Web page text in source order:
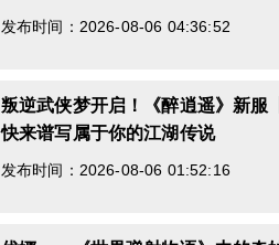
发布时间：2026-08-06 04:36:52
叛逆武侠梦开启！《醉逍遥》新服
快来谱写属于你的江湖传说
发布时间：2026-08-06 01:52:16